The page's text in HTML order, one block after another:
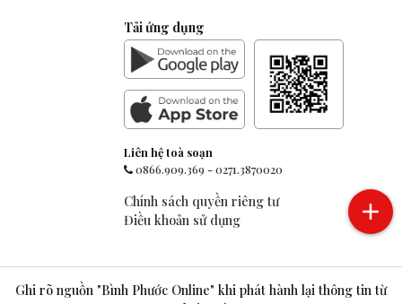
Tải ứng dụng
Liên hệ toà soạn
0866.909.369-0271.3870020
Chính sách quyền riêng tư
Điều khoản sử dụng
Ghi rõ nguồn "Bình Phước Online" khi phát hành lại thông tin từ